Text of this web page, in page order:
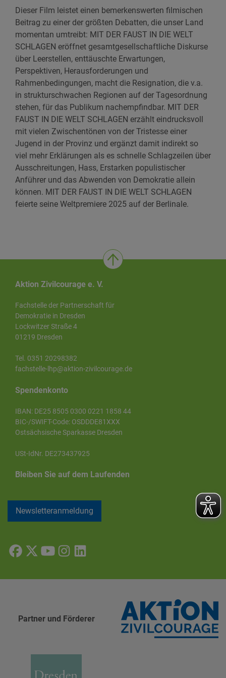
Dieser Film leistet einen bemerkenswerten filmischen
Beitrag zu einer der größten Debatten, die unser Land
momentan umtreibt: MIT DER FAUST IN DIE WELT
SCHLAGEN eröffnet gesamtgesellschaftliche Diskurse
über Leerstellen, enttäuschte Erwartungen,
Perspektiven, Herausforderungen und
Rahmenbedingungen, macht die Resignation, die v.a.
in strukturschwachen Regionen auf der Tagesordnung
stehen, für das Publikum nachempfindbar. MIT DER
FAUST IN DIE WELT SCHLAGEN erzählt eindrucksvoll
mit vielen Zwischentönen von der Tristesse einer
Jugend in der Provinz und ergänzt damit indirekt so
viel mehr Erklärungen als es schnelle Schlagzeilen über
Ausschreitungen, Hass, Erstarken populistischer
Anführer und das Abwenden von Demokratie allein
können. MIT DER FAUST IN DIE WELT SCHLAGEN
feierte seine Weltpremiere 2025 auf der Berlinale.
Aktion Zivilcourage e. V.
Fachstelle der Partnerschaft für
Demokratie in Dresden
Lockwitzer Straße 4
01219 Dresden
Tel. 0351 20298382
fachstelle-lhp@aktion-zivilcourage.de
Spendenkonto
IBAN: DE25 8505 0300 0221 1858 44
BIC-/SWIFT-Code: OSDDDE81XXX
Ostsächsische Sparkasse Dresden
USt-IdNr. DE273437925
Bleiben Sie auf dem Laufenden
Newsletteranmeldung
Partner und Förderer